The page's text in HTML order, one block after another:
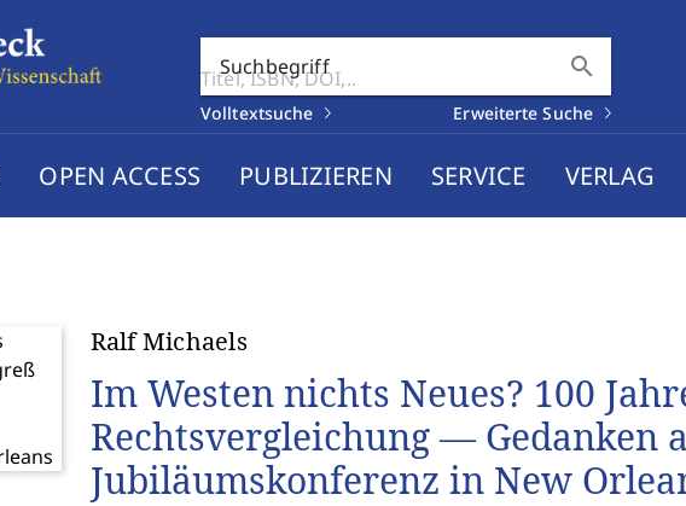
Suchbegriff search
Volltextsuche Erweiterte Suche
OPEN ACCESS PUBLIZIEREN SERVICE VERLAG
Ralf Michaels
Im Westen nichts Neues? 100
Rechtsvergleichung — Gedanken
Jubiläumskonferenz in New